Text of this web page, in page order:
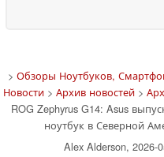
> Обзоры Ноутбуков,
Новости> Архив новостей>
ROG Zephyrus G14: Asus
ноутбук в Северной
Alex Alderson, 2026-